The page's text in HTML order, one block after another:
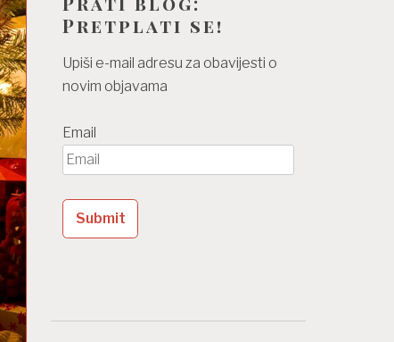
Pretplati se!
Upiši e-mail adresu za obavijesti o
novim objavama
Email